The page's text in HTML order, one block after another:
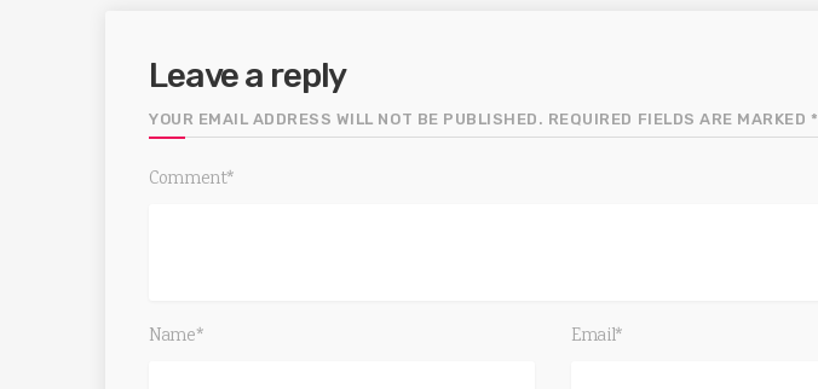
Leave a reply
YOUR EMAIL ADDRESS WILL NOT BE PUBLISHED. REQUIRED FIELDS ARE MARKED *
Comment*
Name* Email*